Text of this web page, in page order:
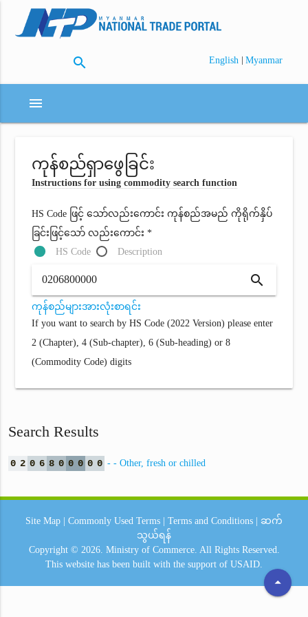
search English | Myanmar
menu
ကုန်စည်ရှာဖွေခြင်း
Instructions for using commodity search function
HS Code ဖြင့် သော်လည်းကောင်း ကုန်စည်အမည် ကိုရိုက်နှိပ်
ခြင်းဖြင့်သော် လည်းကောင်း *
HS Code
Description
search
ကုန်စည်များအားလုံးစာရင်း
If you want to search by HS Code (2022 Version) please enter
2 (Chapter), 4 (Sub-chapter), 6 (Sub-heading) or 8
(Commodity Code) digits
Search Results
0 2 0 6 8 0 0 0 0 0 - - Other, fresh or chilled
arrow_drop_up
Site Map Commonly Used Terms Terms and Conditions
ဆက်
သွယ်ရန်
Copyright © 2026. Ministry of Commerce. All Rights Reserved.
This website has been built with the support of USAID.